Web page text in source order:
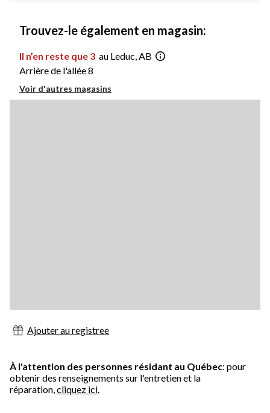
Trouvez-le également en magasin:
Il n’en reste que 3 au Leduc, AB
Arrière de l'allée 8
Voir d'autres magasins
Ajouter au registree
À l'attention des personnes résidant au Québec: pour
obtenir des renseignements sur l'entretien et la
réparation,cliquez ici.